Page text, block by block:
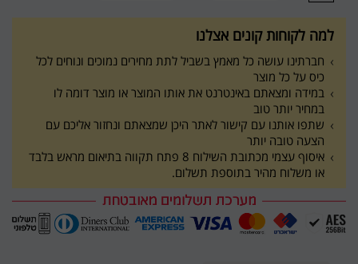
למה לקוחות קונים אצלנו
חברתינו עושה כל מאמץ בשביל לתת מחירים נמוכים ונוחים לכל
כיס על כל מוצר
במידה ומצאתם באינטרנט את אותו המוצר או מוצר דומה לו
במחיר יותר טוב
שתפו אותנו עם קישור לאתר היכן שמצאתם ונחזור אליכם עם
הצעה טובה יותר
איסוף עצמי מכתובת השילוח 8 פתח תקווה בתיאום מראש בלבד
או משלוח מהיר בתוספת תשלום.